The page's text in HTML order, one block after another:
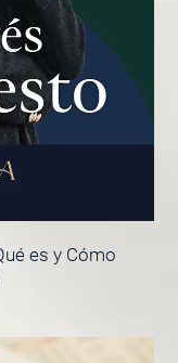
es y Cómo